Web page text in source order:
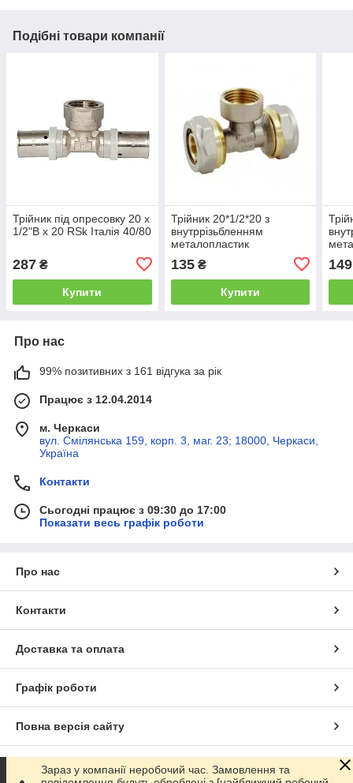
Подібні товари компанії
Трійник під опресовку 20 х
1/2"В х 20 RSk Італія 40/80
287 ₴
Купити
Трійник 20*1/2*20 з
внутррізьбленням
металопластик
135₴
Купити
149
Про нас
99% позитивних з 161 відгука за рік
Працює з 12.04.2014
м. Черкаси
вул. Смілянська 159, корп. 3, маг. 23; 18000, Черкаси,
Україна
Контакти
Сьогодні працює з 09:30 до 17:00
Показати весь графік роботи
Про нас
Контакти
Доставка та оплата
Графік роботи
Повна версія сайту
Сайт створено на маркетплейсі Prom.ua
Зараз у компанії неробочий час. Замовлення та